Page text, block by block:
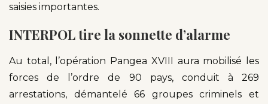
saisies importantes.
INTERPOL tire la sonnette d’alarme
Au total, l’opération Pangea XVIII aura mobilisé les
forces de l’ordre de 90 pays, conduit à 269
arrestations, démantelé 66 groupes criminels et